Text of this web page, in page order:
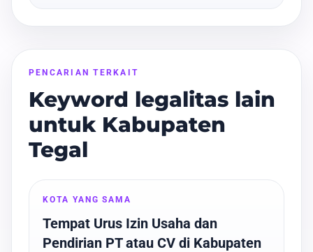
PENCARIAN TERKAIT
Keyword legalitas lain
untuk Kabupaten
Tegal
KOTA YANG SAMA
Tempat Urus Izin Usaha dan
Pendirian PT atau CV di Kabupaten